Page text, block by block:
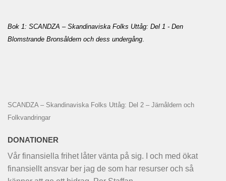
Bok 1: SCANDZA – Skandinaviska Folks Uttåg: Del 1 - Den
Blomstrande Bronsåldern och dess undergång.
SCANDZA – Skandinaviska Folks Uttåg: Del 2 – Järnåldern och
Folkvandringar
DONATIONER
Vår finansiella frihet låter vänta på sig. I och med ökat
finansiellt ansvar ber jag de som har resurser och så